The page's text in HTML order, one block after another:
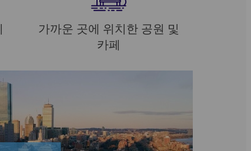
가까운 곳에 위치한 공원 및
카페